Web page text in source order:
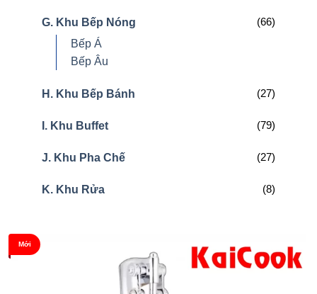
G. Khu Bếp Nóng
(66)
Bếp Á
Bếp Âu
H. Khu Bếp Bánh (27)
I. Khu Buffet (79)
J. Khu Pha Chế (27)
K. Khu Rửa (8)
Mới